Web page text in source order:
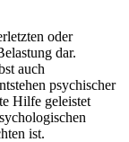
oder
dar.
auch
psychischer
Hilfe geleistet
ist.